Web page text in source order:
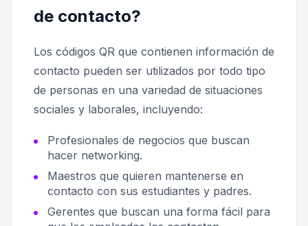
de contacto?
Los códigos QR que contienen información de
contacto pueden ser utilizados por todo tipo
de personas en una variedad de situaciones
sociales y laborales, incluyendo:
Profesionales de negocios que buscan
hacer networking.
Maestros que quieren mantenerse en
contacto con sus estudiantes y padres.
Gerentes que buscan una forma fácil para